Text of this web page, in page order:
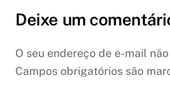
Deixe um
O seu endereço de e-mail
Campos obrigatórios são